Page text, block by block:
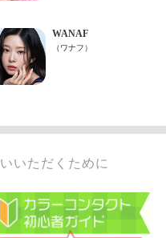
いただくために